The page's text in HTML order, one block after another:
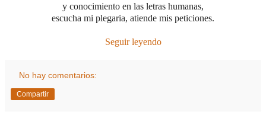
y conocimiento en las letras humanas,
escucha mi plegaria, atiende mis peticiones.
Seguir leyendo
No hay comentarios:
Compartir